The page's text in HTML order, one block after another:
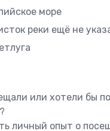
море
реки ещё не
или хотели бы
личный опыт о